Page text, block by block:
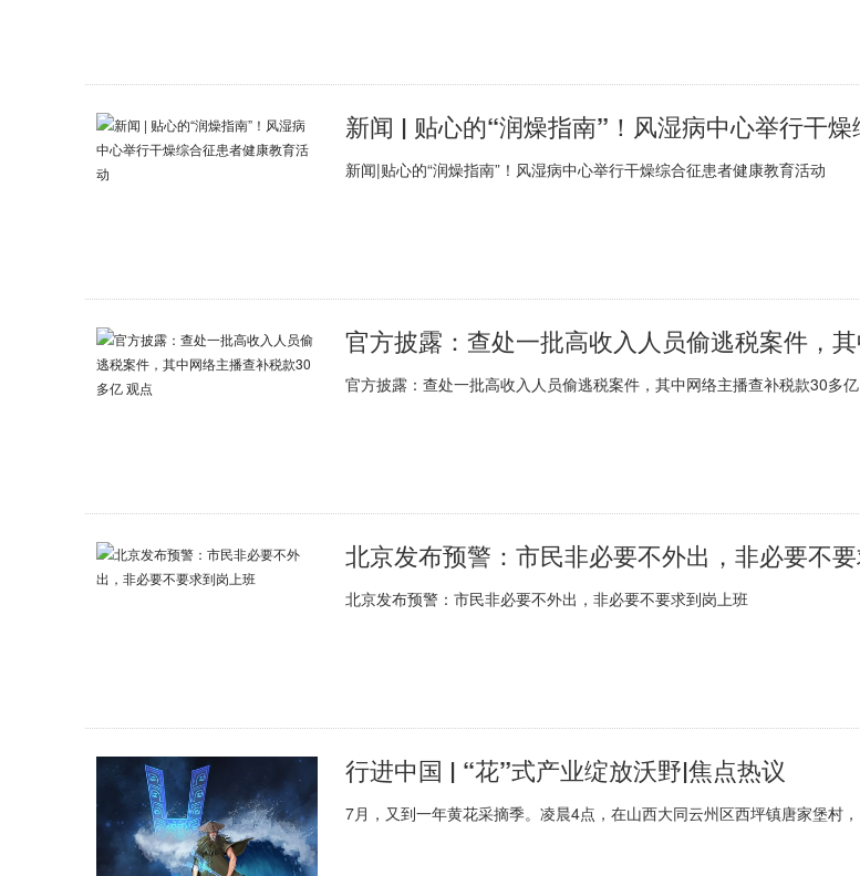
新闻|贴心的“润燥指南”！风湿病中心举行干燥综合征患者健康教育活动
官方披露：查处一批高收入人员偷逃税案件，其中网络主播查补税款30多亿
北京发布预警：市民非必要不外出，非必要不要求到岗上班
行进中国 | “花”式产业绽放沃野|焦点热议
7月，又到一年黄花采摘季。凌晨4点，在山西大同云州区西坪镇唐家堡村，